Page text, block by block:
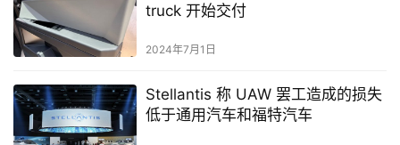
truck 开始交付
2024年7月1日
Stellantis 称 UAW 罢工造成的损失
低于通用汽车和福特汽车